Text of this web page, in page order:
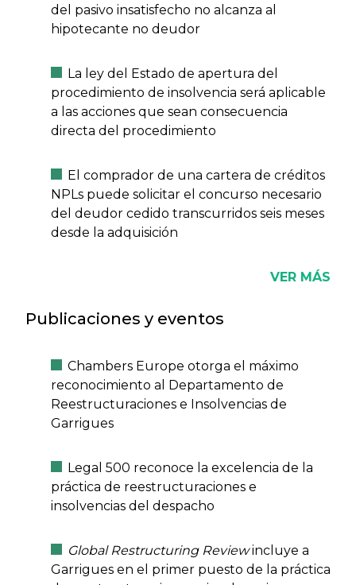
del pasivo insatisfecho no alcanza al
hipotecante no deudor
La ley del Estado de apertura del
procedimiento de insolvencia será aplicable
a las acciones que sean consecuencia
directa del procedimiento
El comprador de una cartera de créditos
NPLs puede solicitar el concurso necesario
del deudor cedido transcurridos seis meses
desde la adquisición
VER MÁS
Publicaciones y eventos
Chambers Europe otorga el máximo
reconocimiento al Departamento de
Reestructuraciones e Insolvencias de
Garrigues
Legal 500 reconoce la excelencia de la
práctica de reestructuraciones e
insolvencias del despacho
Global Restructuring Reviewincluye a
Garrigues en el primer puesto de la práctica